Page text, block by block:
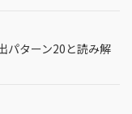
パターン20と読み解